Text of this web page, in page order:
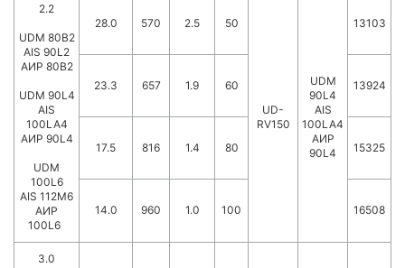
2.2
UDM 80B2
AIS 90L2
АИР 80B2
UDM 90L4
AIS
100LA4
АИР 90L4
UDM
100L6
AIS 112M6
АИР
100L6
28.0 570 2.5 50
UD-
RV150
UDM
90L4
AIS
100LA4
АИР
90L4
13103
23.3 657 1.9 60 13924
17.5 816 1.4 80 15325
14.0 960 1.0 100 16508
3.0